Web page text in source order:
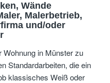
Wände
Malerbetrieb,
und/oder
in Münster zu
Standardarbeiten, die ein
klassisches Weiß oder